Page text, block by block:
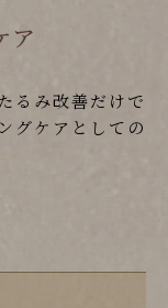
ア
るみ改善だけで
グケアとしての